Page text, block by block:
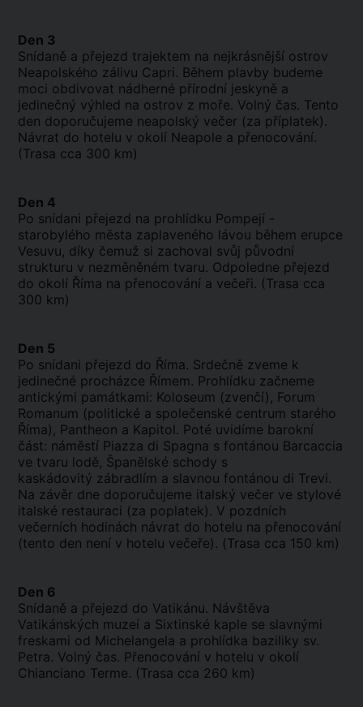
Den 3
Snídaně a přejezd trajektem na nejkrásnější ostrov
Neapolského zálivu Capri. Během plavby budeme
moci obdivovat nádherné přírodní jeskyně a
jedinečný výhled na ostrov z moře. Volný čas. Tento
den doporučujeme neapolský večer (za příplatek).
Návrat do hotelu v okolí Neapole a přenocování.
(Trasa cca 300 km)
Den 4
Po snídani přejezd na prohlídku Pompejí -
starobylého města zaplaveného lávou během erupce
Vesuvu, díky čemuž si zachoval svůj původní
strukturu v nezměněném tvaru. Odpoledne přejezd
do okolí Říma na přenocování a večeři. (Trasa cca
300 km)
Den 5
Po snídani přejezd do Říma. Srdečně zveme k
jedinečné procházce Římem. Prohlídku začneme
antickými památkami: Koloseum (zvenčí), Forum
Romanum (politické a společenské centrum starého
Říma), Pantheon a Kapitol. Poté uvidíme barokní
část: náměstí Piazza di Spagna s fontánou Barcaccia
ve tvaru lodě, Španělské schody s
kaskádovitý zábradlím a slavnou fontánou di Trevi.
Na závěr dne doporučujeme italský večer ve stylové
italské restauraci (za poplatek). V pozdních
večerních hodinách návrat do hotelu na přenocování
(tento den není v hotelu večeře). (Trasa cca 150 km)
Den 6
Snídaně a přejezd do Vatikánu. Návštěva
Vatikánských muzeí a Sixtinské kaple se slavnými
freskami od Michelangela a prohlídka baziliky sv.
Petra. Volný čas. Přenocování v hotelu v okolí
Chianciano Terme. (Trasa cca 260 km)